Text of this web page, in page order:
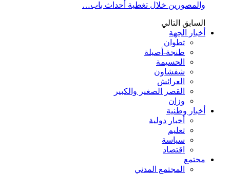
والمصورين خلال تغطية أحداث باب…
السابق التالي
أخبار الجهة
تطوان
طنجة-أصيلة
الحسيمة
شفشاون
العرائش
القصر الصغير والكبير
وزان
أخبار وطنية
أخبار دولية
تعليم
سياسة
اقتصاد
مجتمع
المجتمع المدني